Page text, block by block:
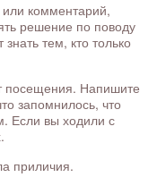
комментарий,
решение по поводу
тем, кто только
посещения. Напишите
запомнилось, что
Если вы ходили с
приличия.